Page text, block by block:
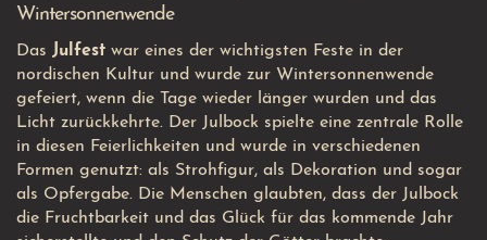
Wintersonnenwende
Das Julfest war eines der wichtigsten Feste in der
nordischen Kultur und wurde zur Wintersonnenwende
gefeiert, wenn die Tage wieder länger wurden und das
Licht zurückkehrte. Der Julbock spielte eine zentrale Rolle
in diesen Feierlichkeiten und wurde in verschiedenen
Formen genutzt: als Strohfigur, als Dekoration und sogar
als Opfergabe. Die Menschen glaubten, dass der Julbock
die Fruchtbarkeit und das Glück für das kommende Jahr